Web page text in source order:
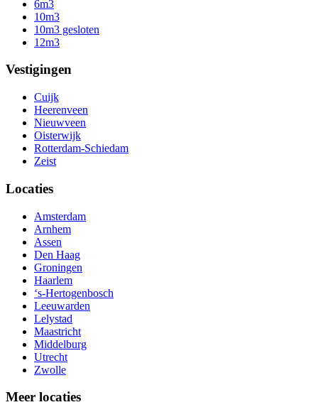
6m3
10m3
10m3 gesloten
12m3
Vestigingen
Cuijk
Heerenveen
Nieuwveen
Oisterwijk
Rotterdam-Schiedam
Zeist
Locaties
Amsterdam
Arnhem
Assen
Den Haag
Groningen
Haarlem
‘s-Hertogenbosch
Leeuwarden
Lelystad
Maastricht
Middelburg
Utrecht
Zwolle
Meer locaties